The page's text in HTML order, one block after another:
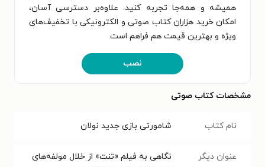
همیشه و همه‌جا تجربه کنید. علاوه‌بر دسترسی آسان،
امکان خرید هزاران کتاب صوتی و الکترونیکی با تخفیف‌های
ویژه و بهترین قیمت هم فراهم است.
نصب
مشخصات کتاب صوتی
نام کتاب شامورتی بازی جدید نولان
عنوان دیگر
نگاهی به فیلم «تنت» از خلال مولفه‌های